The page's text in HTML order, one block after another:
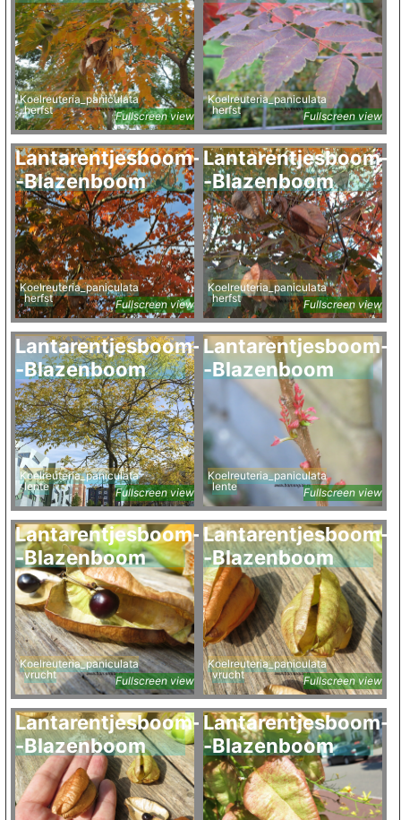
Koelreuteria_paniculata
herfst
Fullscreen view
Koelreuteria_paniculata
herfst
Fullscreen view
Lantarentjesboom-
-Blazenboom
Koelreuteria_paniculata
herfst
Fullscreen view
Lantarentjesboom-
-Blazenboom
Koelreuteria_paniculata
herfst
Fullscreen view
Lantarentjesboom-
-Blazenboom
Koelreuteria_paniculata
lente
Fullscreen view
Lantarentjesboom-
-Blazenboom
Koelreuteria_paniculata
lente
Fullscreen view
Lantarentjesboom-
-Blazenboom
Koelreuteria_paniculata
vrucht
Fullscreen view
Lantarentjesboom-
-Blazenboom
Koelreuteria_paniculata
vrucht
Fullscreen view
Lantarentjesboom-
-Blazenboom
Lantarentjesboom-
-Blazenboom